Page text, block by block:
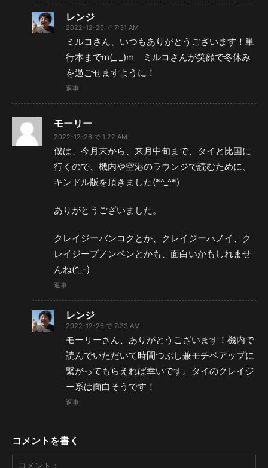
レンジ
2022-12-26 で 7:31 AM
ミルコさん、いつもありがとうございます！単
行本までm(_ _)m ミルコさんが笑顔で冬休み
を過ごせますように！
返事
モーリー
2022-12-26 で 1:22 AM
僕は、今月末から、来月中旬まで、タイと比国に
行くので、機内や空港のラウンジで読むために、
キンドル版を頂きました(*^_^*)
ありがとうございました。
クレイジーバンコクとか、クレイジーハノイ、ク
レイジープノンペンとかも、面白いかもしれませ
んね(^_-)
返事
レンジ
2022-12-26 で 7:33 AM
モーリーさん、ありがとうございます！機内で
読んでいただいて時間つぶし兼モチベアップに
繋がってもらえれば幸いです。タイのクレイジ
ー系は面白そうです！
返事
コメントを書く